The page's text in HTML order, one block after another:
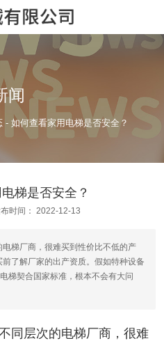
闻
- 如何查看家用电梯是否安全？
梯是否安全？
时间： 2022-12-13
梯厂商，很难买到性价比不低的产
了解厂家的出产资质。假如特种设备
梯契合国家标准，根本不会有大问
同层次的电梯厂商，很难